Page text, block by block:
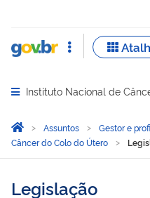
Abrir menu principal de
Instituto Nacional de
Você está aqui:
Página Inicial
Assuntos Gestor e
Câncer do Colo do Útero
Legislação